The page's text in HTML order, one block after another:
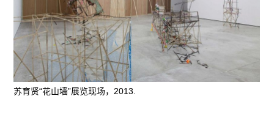
订阅
往期内容
苏育贤“花山墙”展览现场，2013.